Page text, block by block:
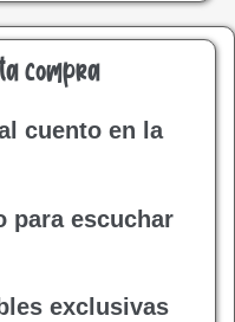
compra
cuento en la
para escuchar
exclusivas